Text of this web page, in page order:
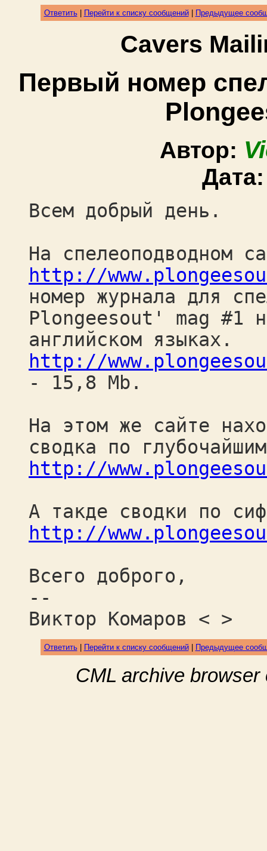
Ответить| Перейти к списку сообщений| Предыдущее
Cavers
Первый номер
Автор:
Всем добрый день.
На спелеоподводном
http://
номер журнала для
Рlongeesout' mag #1
английском языках.
http://
- 15,8 Мb.
На этом же сайте
сводка по
http://
А такде сводки по
http://
Всего доброго,
--
Виктор Комаров < >
Ответить| Перейти к списку сообщений| Предыдущее
CML archive